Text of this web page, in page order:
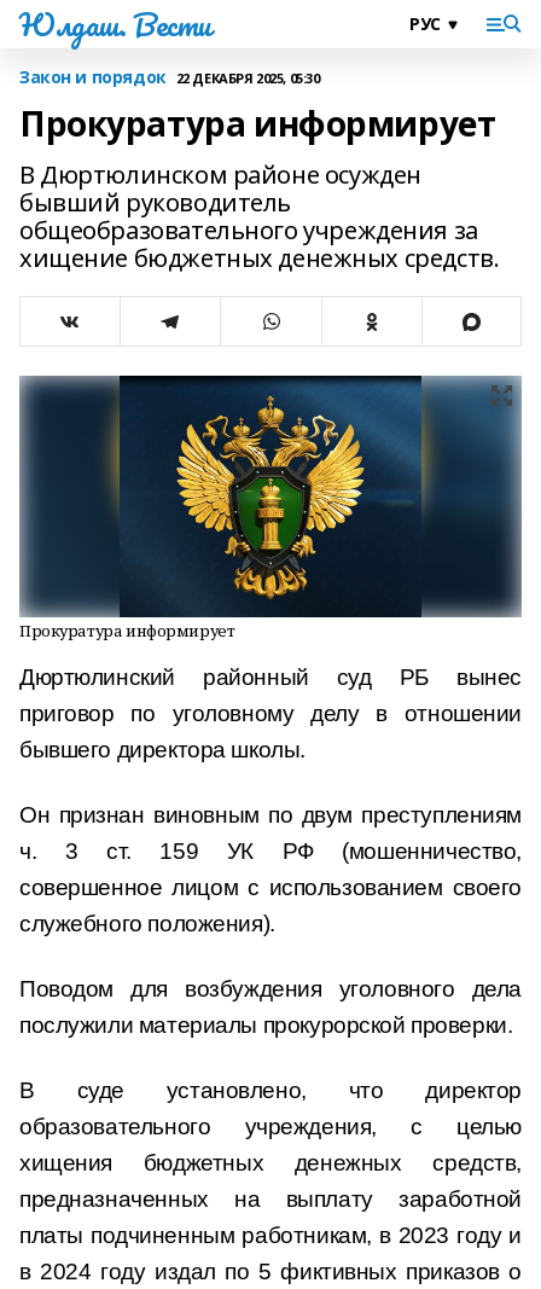
Юлдаш. Вести
Закон и порядок 22 ДЕКАБРЯ 2025, 05:30
Прокуратура информирует
В Дюртюлинском районе осужден
бывший руководитель
общеобразовательного учреждения за
хищение бюджетных денежных средств.
Прокуратура информирует
Дюртюлинский районный суд РБ вынес
приговор по уголовному делу в отношении
бывшего директора школы.
Он признан виновным по двум преступлениям
ч. 3 ст. 159 УК РФ (мошенничество,
совершенное лицом с использованием своего
служебного положения).
Поводом для возбуждения уголовного дела
послужили материалы прокурорской проверки.
В суде установлено, что директор
образовательного учреждения, с целью
хищения бюджетных денежных средств,
предназначенных на выплату заработной
платы подчиненным работникам, в 2023 году и
в 2024 году издал по 5 фиктивных приказов о